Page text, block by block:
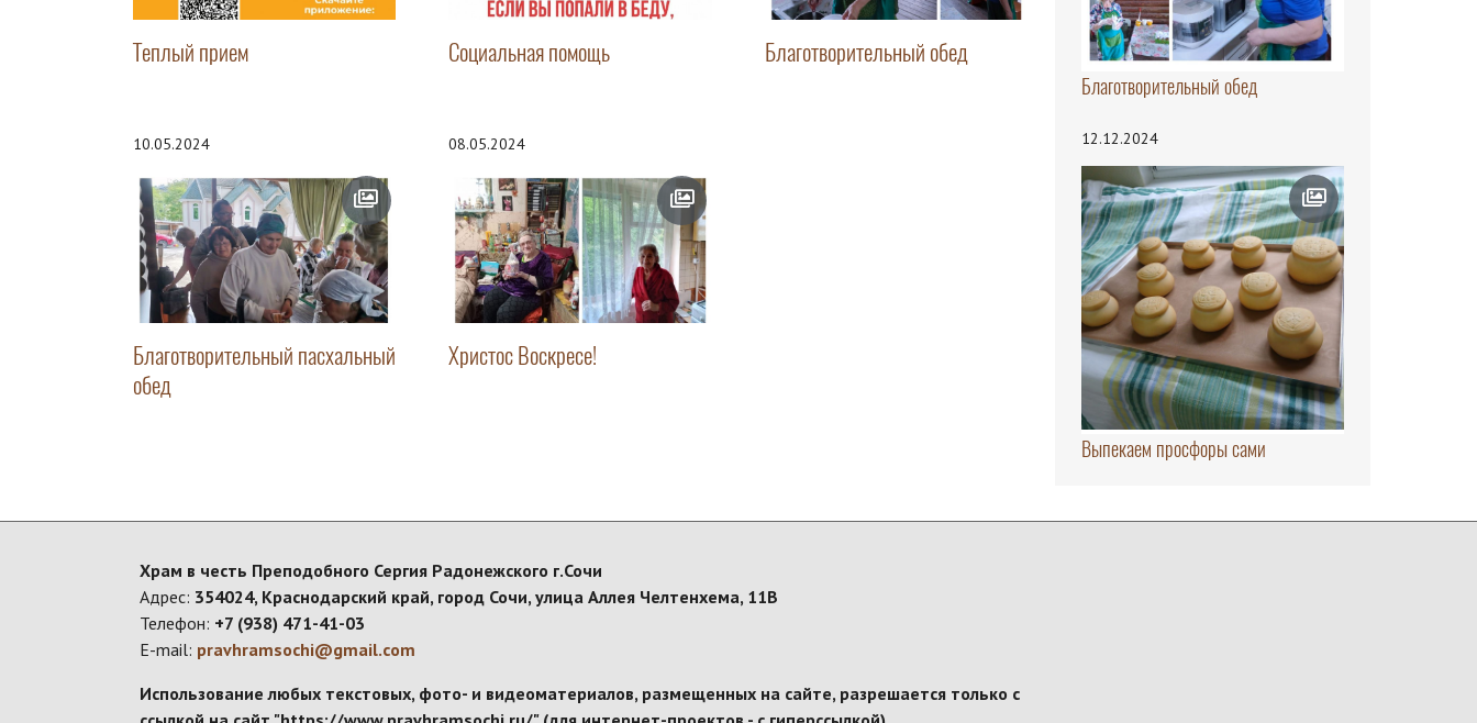
Теплый прием Социальная помощь Благотворительный обед
10.05.2024
Благотворительный пасхальный
обед
08.05.2024
Христос Воскресе!
Благотворительный обед
12.12.2024
Выпекаем просфоры сами
Храм в честь Преподобного Сергия Радонежского г.Сочи
Адрес: 354024, Краснодарский край, город Сочи, улица Аллея Челтенхема, 11В
Телефон: +7 (938) 471-41-03
E-mail: pravhramsochi@gmail.com
Использование любых текстовых, фото- и видеоматериалов, размещенных на сайте, разрешается только с